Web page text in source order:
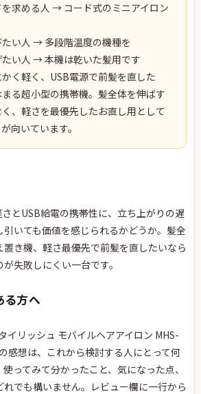
求める人 → コード式のミニアイロン
い人 → 多段階温度の機種を
い人 → 本機は乾いた髪用です
かく軽く、USB電源で前髪を直した
る超小型の携帯機。髪全体を伸ばす
、軽さを最優先したお直し用として
向いています。
とUSB給電の携帯性に、立ち上がりの遅
引いても価値を感じられるかどうか。髪全
き機、軽さ最優先で前髪を直したいなら
失敗しにくい一台です。
る方へ
リッシュ モバイルヘアアイロン MHS-
感想は、これから検討する人にとって何
ってみて分かったこと、気になった点、
でも構いません。レビュー欄に一行から